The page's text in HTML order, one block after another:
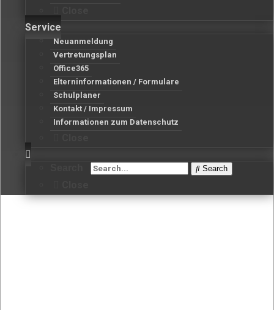
Service
Neuanmeldung
Vertretungsplan
Office365
Elterninformationen / Formulare
Schulplaner
Kontakt / Impressum
Informationen zum Datenschutz
Search